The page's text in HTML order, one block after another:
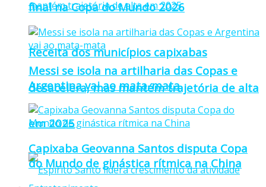
Receita dos municípios capixabas
desacelera, mas mantém trajetória de alta
em 2025
final na Copa do Mundo 2026
Messi se isola na artilharia das Copas e
Argentina vai ao mata-mata
Capixaba Geovanna Santos disputa Copa
do Mundo de ginástica rítmica na China